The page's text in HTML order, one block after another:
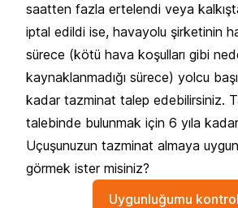
saatten fazla ertelendi veya
iptal edildi ise, havayolu şirketinin
sürece (kötü hava koşulları gibi
kaynaklanmadığı sürece) yolcu
kadar tazminat talep edebilirsiniz.
talebinde bulunmak için 6 yıla
Uçuşunuzun tazminat almaya uygun
görmek ister misiniz?
Uygunluğumu